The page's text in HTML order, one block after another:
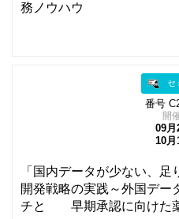
務ノウハウ
セ
番号
開
09月
10月
「国内データが少ない、足
開発戦略の実践～外国デー
チと 早期承認に向けた